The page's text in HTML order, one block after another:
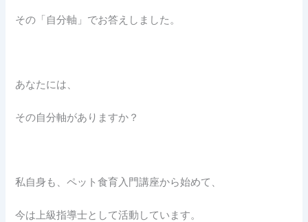
その「自分軸」でお答えしました。
あなたには、
その自分軸がありますか？
私自身も、ペット食育入門講座から始めて、
今は上級指導士として活動しています。